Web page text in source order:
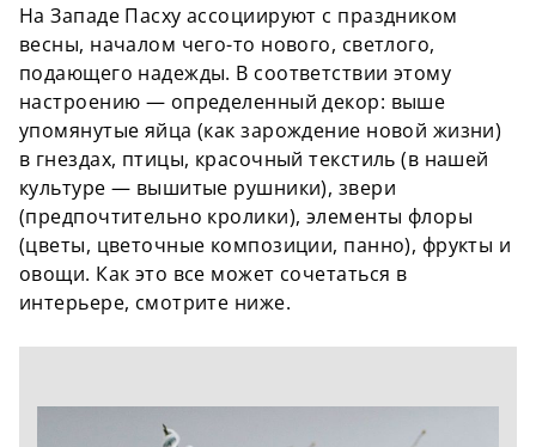
На Западе Пасху ассоциируют с праздником
весны, началом чего-то нового, светлого,
подающего надежды. В соответствии этому
настроению — определенный декор: выше
упомянутые яйца (как зарождение новой жизни)
в гнездах, птицы, красочный текстиль (в нашей
культуре — вышитые рушники), звери
(предпочтительно кролики), элементы флоры
(цветы, цветочные композиции, панно), фрукты и
овощи. Как это все может сочетаться в
интерьере, смотрите ниже.